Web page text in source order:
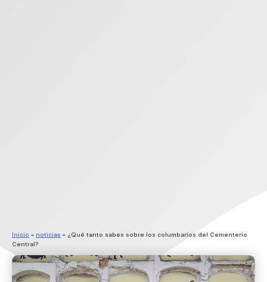
Inicio » noticias » ¿Qué tanto sabes sobre los columbarios del Cementerio
Central?